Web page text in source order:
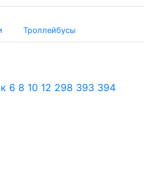
Троллейбусы
6 8 10 12 298 393 394